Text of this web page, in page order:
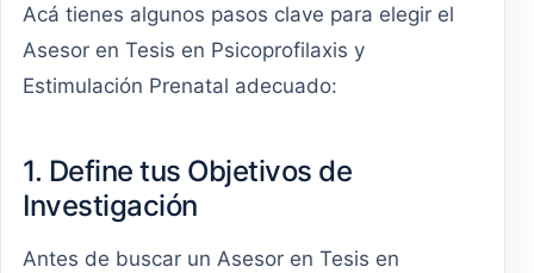
Acá tienes algunos pasos clave para elegir el
Asesor en Tesis en Psicoprofilaxis y
Estimulación Prenatal adecuado:
1. Define tus Objetivos de
Investigación
Antes de buscar un Asesor en Tesis en